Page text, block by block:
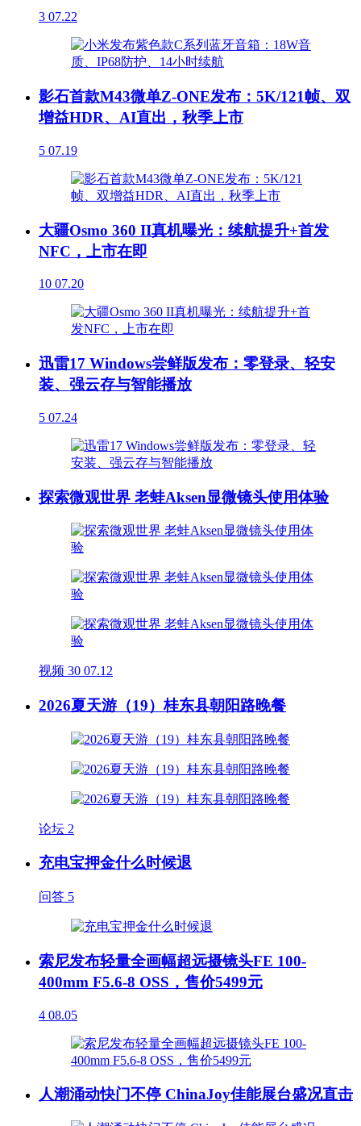
3 07.22
影石首款M43微单Z-ONE发布：5K/121帧、双
增益HDR、AI直出，秋季上市
5 07.19
大疆Osmo 360 II真机曝光：续航提升+首发
NFC，上市在即
10 07.20
迅雷17 Windows尝鲜版发布：零登录、轻安
装、强云存与智能播放
5 07.24
探索微观世界 老蛙Aksen显微镜头使用体验
视频 30 07.12
2026夏天游（19）桂东县朝阳路晚餐
论坛 2
充电宝押金什么时候退
问答 5
索尼发布轻量全画幅超远摄镜头FE 100-
400mm F5.6-8 OSS，售价5499元
4 08.05
人潮涌动快门不停 ChinaJoy佳能展台盛况直击